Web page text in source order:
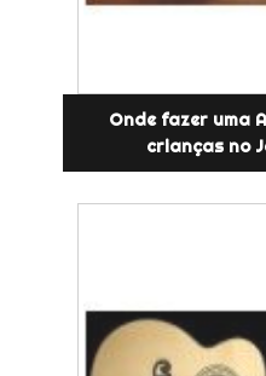
Onde fazer uma
crianças no